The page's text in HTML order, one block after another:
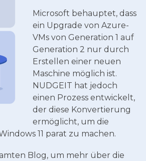
Microsoft behauptet, dass
ein Upgrade von Azure-
VMs von Generation 1 auf
Generation 2 nur durch
Erstellen einer neuen
Maschine möglich ist.
NUDGEIT hat jedoch
einen Prozess entwickelt,
der diese Konvertierung
ermöglicht, um die
11 parat zu machen.
Blog, um mehr über die